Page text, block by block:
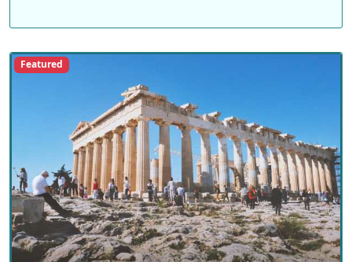
Featured